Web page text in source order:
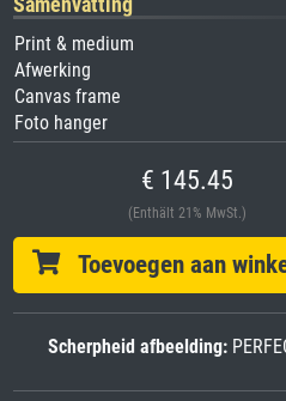
Print & medium
Afwerking
Canvas frame
Foto hanger
€ 145.45
(Enthält 21% MwSt.)
Toevoegen aan
Scherpheid afbeelding: